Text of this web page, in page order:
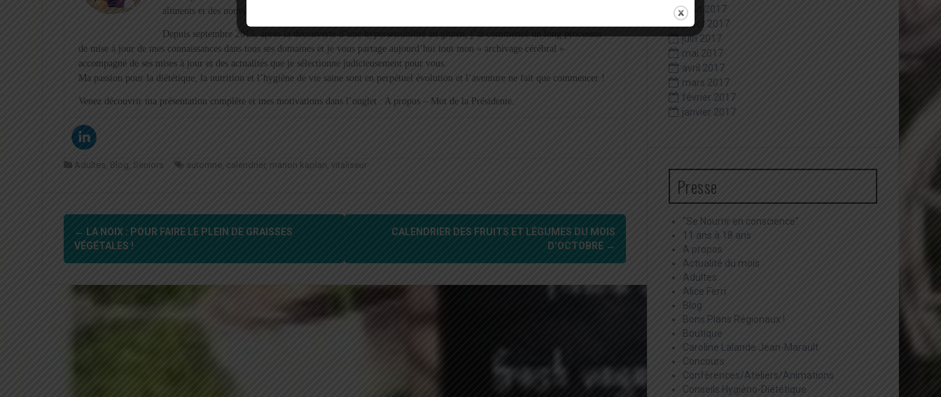
aliments et des nouvelles recettes !
Depuis septembre 2015, après la découverte d’une hypersensibilité au gluten, j’ai commencé un long processus
de mise à jour de mes connaissances dans tous ses domaines et je vous partage aujourd’hui tout mon « archivage cérébral »
accompagné de ses mises à jour et des actualités que je sélectionne judicieusement pour vous.
Ma passion pour la diététique, la nutrition et l’hygiène de vie saine sont en perpétuel évolution et l’aventure ne fait que commencer !
Venez découvrir ma présentation complète et mes motivations dans l’onglet : A propos – Mot de la Présidente.
Adultes, Blog Seniors automne, calendrier , marion kaplan , vitaliseur
Navigation
d'article
← LA NOIX : POUR FAIRE LE PLEIN DE GRAISSES
VÉGÉTALES !
CALENDRIER DES FRUITS ET LÉGUMES DU MOIS
D’OCTOBRE →
août 2017
juillet 2017
juin 2017
mai 2017
avril 2017
mars 2017
février 2017
janvier 2017
Presse
"Se Nourrir en conscience"
11 ans à 18 ans
A propos
Actualité du mois
Adultes
Alice Ferri
Blog
Bons Plans Régionaux !
Boutique
Caroline Lalande Jean-Marault
Concours
Conférences/Ateliers/Animations
Conseils Hygièno-Diététique